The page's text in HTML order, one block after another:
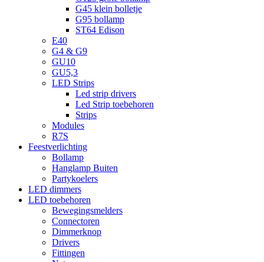
G45 klein bolletje
G95 bollamp
ST64 Edison
E40
G4 & G9
GU10
GU5,3
LED Strips
Led strip drivers
Led Strip toebehoren
Strips
Modules
R7S
Feestverlichting
Bollamp
Hanglamp Buiten
Partykoelers
LED dimmers
LED toebehoren
Bewegingsmelders
Connectoren
Dimmerknop
Drivers
Fittingen